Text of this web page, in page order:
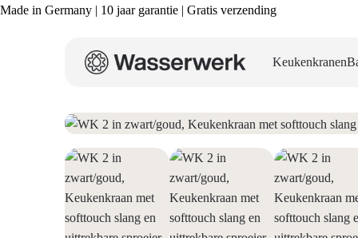
Made in Germany | 10 jaar garantie | Gratis verzending
Keukenkranen